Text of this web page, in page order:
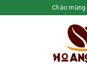
Chào mừng